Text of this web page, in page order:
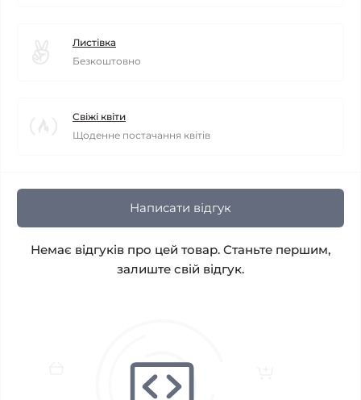
Листівка
Безкоштовно
Свіжі квіти
Щоденне постачання квітів
Написати відгук
Немає відгуків про цей товар. Станьте першим,
залиште свій відгук.